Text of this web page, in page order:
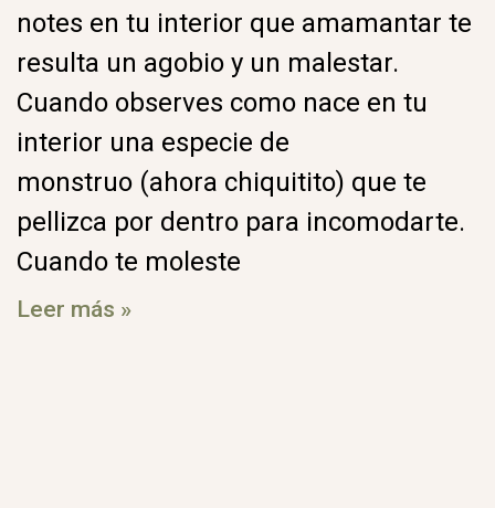
notes en tu interior que amamantar te
resulta un agobio y un malestar.
Cuando observes como nace en tu
interior una especie de
monstruo (ahora chiquitito) que te
pellizca por dentro para incomodarte.
Cuando te moleste
Leer más »